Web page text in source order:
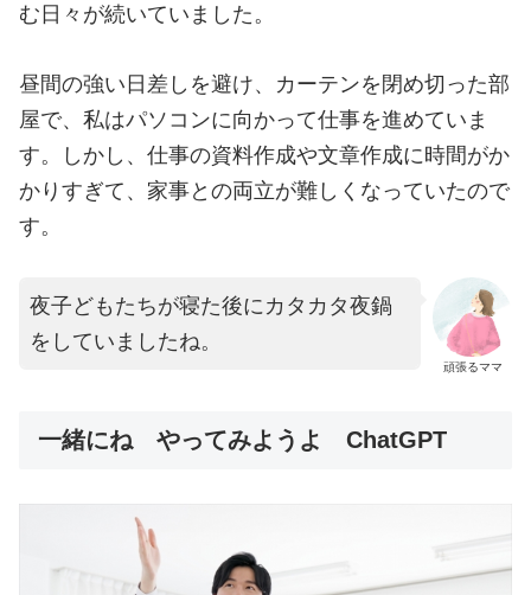
む日々が続いていました。
昼間の強い日差しを避け、カーテンを閉め切った部
屋で、私はパソコンに向かって仕事を進めていま
す。しかし、仕事の資料作成や文章作成に時間がか
かりすぎて、家事との両立が難しくなっていたので
す。
頑張るママ
夜子どもたちが寝た後にカタカタ夜鍋
をしていましたね。
一緒にね やってみようよ ChatGPT